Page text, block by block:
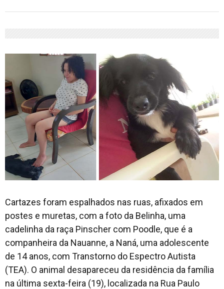
Cartazes foram espalhados nas ruas, afixados em
postes e muretas, com a foto da Belinha, uma
cadelinha da raça Pinscher com Poodle, que é a
companheira da Nauanne, a Naná, uma adolescente
de 14 anos, com Transtorno do Espectro Autista
(TEA). O animal desapareceu da residência da família
na última sexta-feira (19), localizada na Rua Paulo